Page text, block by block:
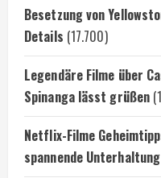
Besetzung von
Details (17.700)
Legendäre Filme über
Spinanga lässt grüßen
Netflix-Filme
spannende Unterhaltung